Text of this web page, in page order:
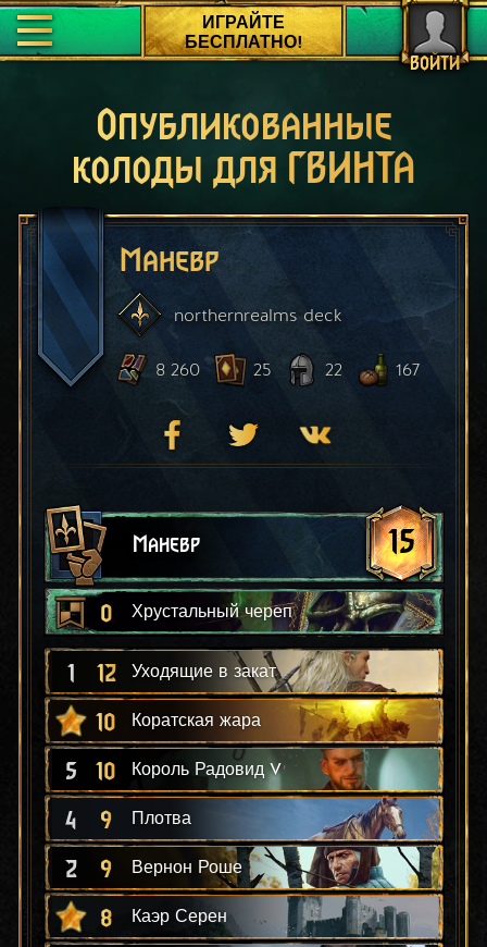
ВОЙТИ
ИГРАЙТЕ
БЕСПЛАТНО!
Опубликованные
колоды для ГВИНТА
Маневр
northernrealmsdeck
8 260 25 22 167
Маневр 15
0 Хрустальный череп
1 12 Уходящие в закат
10 Коратская жара
5 10 Король Радовид V
4 9 Плотва
2 9 Вернон Роше
8 Каэр Серен